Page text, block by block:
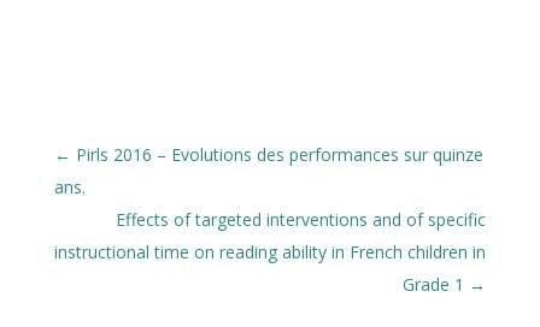
← Pirls 2016 – Evolutions des performances sur quinze
ans.
Effects of targeted interventions and of specific
instructional time on reading ability in French children in
Grade 1 →